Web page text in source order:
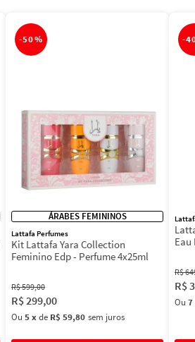
-50%
ÁRABES FEMININOS
Lattafa Perfumes
Kit Lattafa Yara Collection
Feminino Edp - Perfume 4x25ml
R$599,00
R$299,00
Ou 5xde R$ 59,80 sem juros
-
Eau
R$
R$
Ou 7